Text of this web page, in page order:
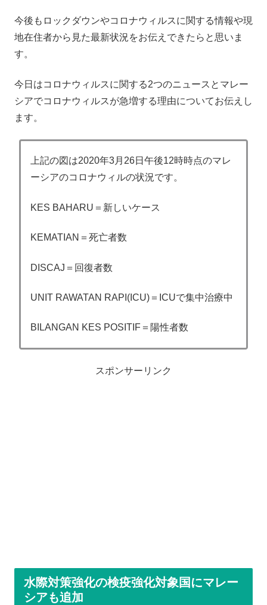
今後もロックダウンやコロナウィルスに関する情報や現
地在住者から見た最新状況をお伝えできたらと思いま
す。
今日はコロナウィルスに関する2つのニュースとマレー
シアでコロナウィルスが急増する理由についてお伝えし
ます。
上記の図は2020年3月26日午後12時時点のマレ
ーシアのコロナウィルの状況です。
KES BAHARU＝新しいケース
KEMATIAN＝死亡者数
DISCAJ＝回復者数
UNIT RAWATAN RAPI(ICU)＝ICUで集中治療中
BILANGAN KES POSITIF＝陽性者数
スポンサーリンク
水際対策強化の検疫強化対象国にマレー
シアも追加